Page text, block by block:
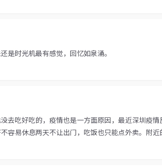
是时光机最有感觉，回忆如泉涌。
吃好吃的，疫情也是一方面原因，最近深圳疫情
容易休息两天不让出门，吃饭也只能点外卖。附近